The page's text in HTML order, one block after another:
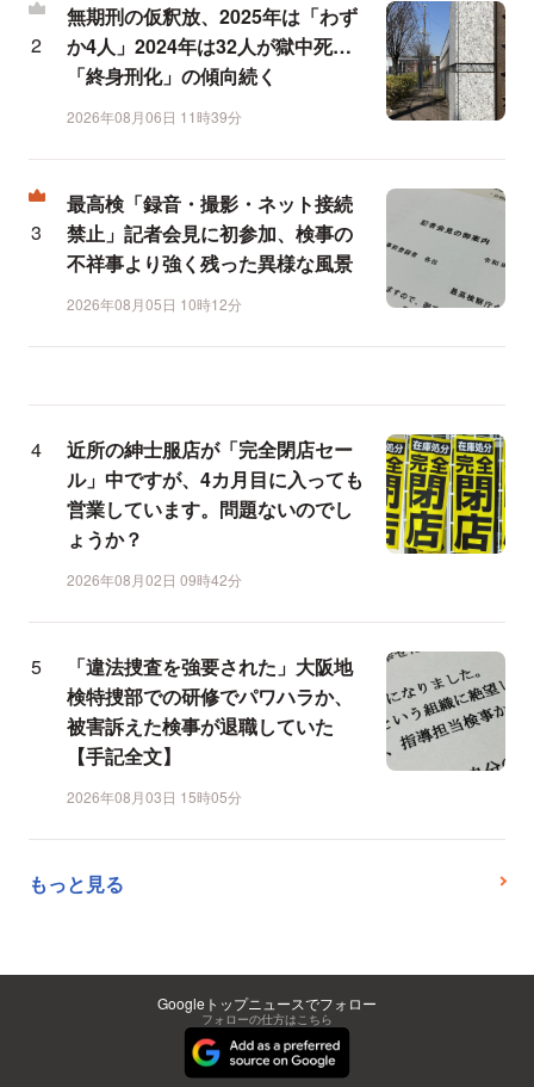
無期刑の仮釈放、2025年は「わず
か4人」2024年は32人が獄中死…
「終身刑化」の傾向続く
2026年08月06日 11時39分
最高検「録音・撮影・ネット接続
禁止」記者会見に初参加、検事の
不祥事より強く残った異様な風景
2026年08月05日 10時12分
近所の紳士服店が「完全閉店セー
ル」中ですが、4カ月目に入っても
営業しています。問題ないのでし
ょうか？
2026年08月02日 09時42分
「違法捜査を強要された」大阪地
検特捜部での研修でパワハラか、
被害訴えた検事が退職していた
【手記全文】
2026年08月03日 15時05分
もっと見る
Googleトップニュースでフォロー
フォローの仕方はこちら